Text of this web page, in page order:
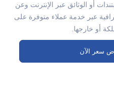
أو الوثائق عبر الإنترنت وعن
عبر خدمة عملاء متوفرة على
أو خارجها.
الآن